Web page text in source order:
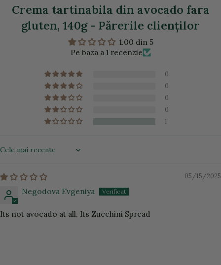
Crema tartinabila din avocado fara
gluten, 140g - Părerile clienţilor
1.00 din 5
Pe baza a 1 recenzie
0
0
0
0
1
Sort by
05/15/2025
Negodova Evgeniya
Its not avocado at all. Its Zucchini Spread